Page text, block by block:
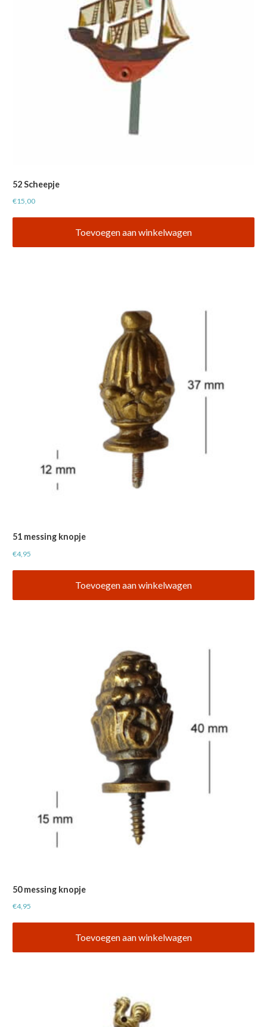
52 Scheepje
€15,00
Toevoegen aan winkelwagen
51 messing knopje
€4,95
Toevoegen aan winkelwagen
50 messing knopje
€4,95
Toevoegen aan winkelwagen